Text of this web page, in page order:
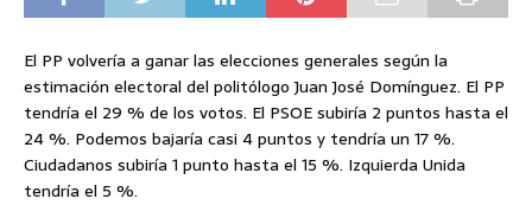
El PP volvería a ganar las elecciones generales según la
estimación electoral del politólogo Juan José Domínguez. El PP
tendría el 29 % de los votos. El PSOE subiría 2 puntos hasta el
24 %. Podemos bajaría casi 4 puntos y tendría un 17 %.
Ciudadanos subiría 1 punto hasta el 15 %. Izquierda Unida
tendría el 5 %.